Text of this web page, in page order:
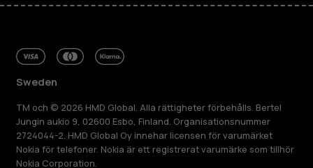
Sweden
TM och © 2026 HMD Global. Alla rättigheter förbehålls. Bertel
Jungin aukio 9, 02600 Esbo, Finland. Organisationsnummer
2724044-2. HMD Global Oy innehar licensen för varumärket
Nokia för telefoner. Nokia är ett registrerat varumärke som tillhör
Nokia Corporation.